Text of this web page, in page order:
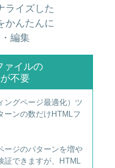
ライズした
かんたんに
編集
ァイルの
不要
ングページ最適化）ツ
ーンの数だけHTMLフ
ージのパターンを増や
証できますが、HTML